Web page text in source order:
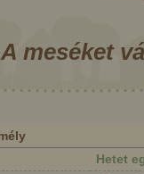
meséket
Hetet